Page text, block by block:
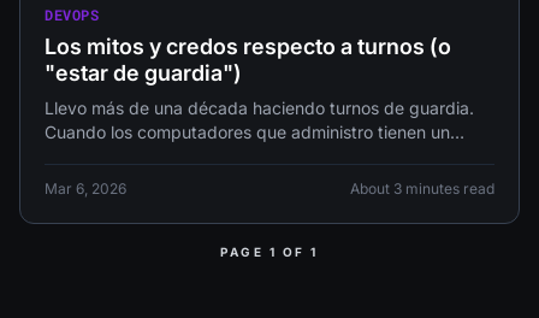
DEVOPS
Los mitos y credos respecto a turnos (o
"estar de guardia")
Llevo más de una década haciendo turnos de guardia.
Cuando los computadores que administro tienen un
Mar 6, 2026 About 3 minutes read
PAGE 1 OF 1